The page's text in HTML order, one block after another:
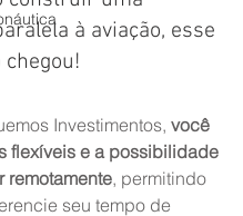
à aviação, esse
Investimentos, você
flexíveis e a possibilidade
remotamente, permitindo
seu tempo de